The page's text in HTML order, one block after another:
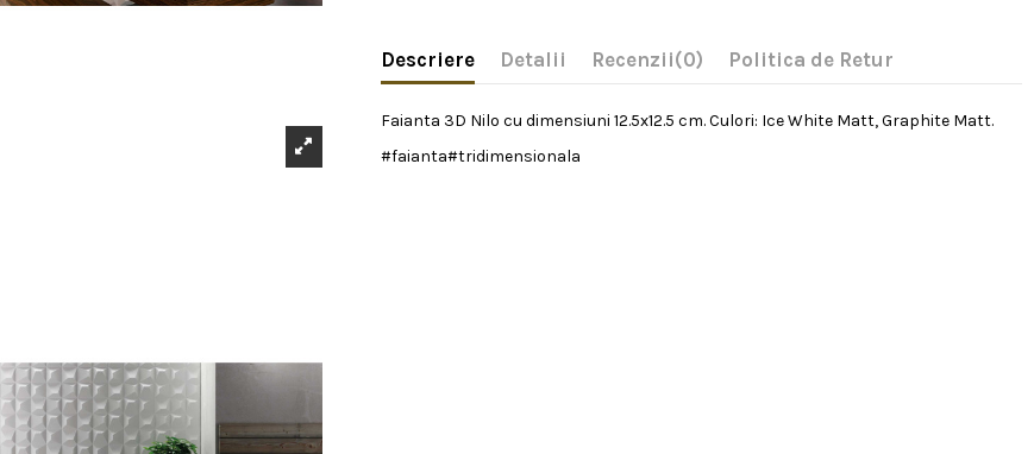
Descriere Detalii Recenzii(0) Politica de Retur
Faianta 3D Nilo cu dimensiuni 12.5x12.5 cm. Culori: Ice White Matt, Graphite Matt.
#faianta#tridimensionala